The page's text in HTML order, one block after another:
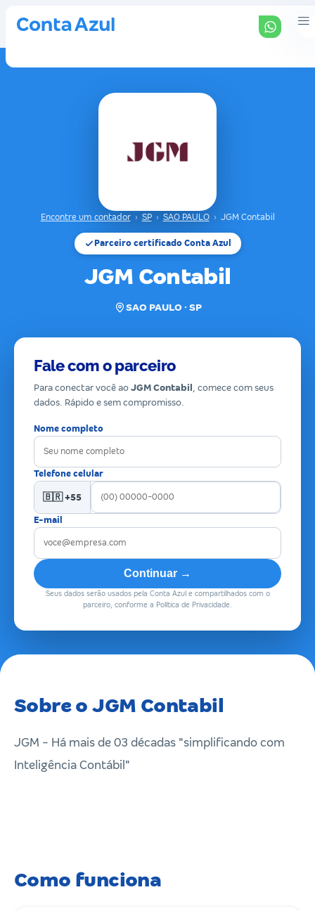
Encontre um contador › SP › SAO PAULO › JGM Contabil
Parceiro certificado Conta Azul
JGM Contabil
SAO PAULO · SP
Fale com o parceiro
Para conectar você ao JGM Contabil , comece com seus
dados. Rápido e sem compromisso.
Nome completo
Telefone celular
🇧🇷 +55
E-mail
Continuar →
Seus dados serão usados pela Conta Azul e compartilhados com o
parceiro, conforme a Política de Privacidade.
Sobre o JGM Contabil
JGM - Há mais de 03 décadas "simplificando com
Inteligência Contábil"
Como funciona